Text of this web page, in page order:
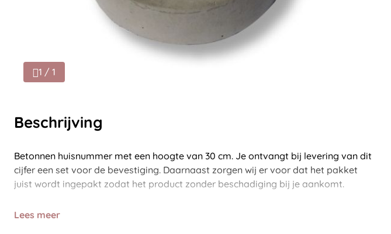
1 / 1
Beschrijving
Betonnen huisnummer met een hoogte van 30 cm. Je ontvangt bij levering van dit
cijfer een set voor de bevestiging. Daarnaast zorgen wij er voor dat het pakket
juist wordt ingepakt zodat het product zonder beschadiging bij je aankomt.
Lees meer